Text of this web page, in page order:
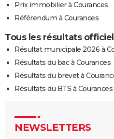
Prix immobilier à Courances
Référendum à Courances
Tous les résultats
Résultat municipale 2026 à
Résultats du bac à Courances
Résultats du brevet à
Résultats du BTS à Courances
NEWSLETTERS